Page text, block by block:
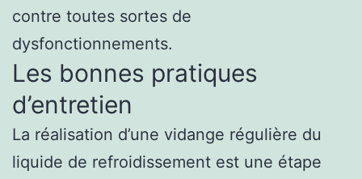
contre toutes sortes de
dysfonctionnements.
Les bonnes pratiques
d’entretien
La réalisation d’une vidange régulière du
liquide de refroidissement est une étape